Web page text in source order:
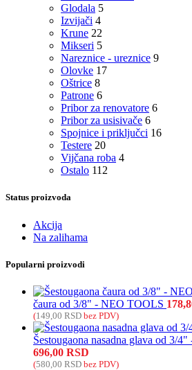
Glodala 5
Izvijači 4
Krune 22
Mikseri 5
Nareznice - ureznice 9
Olovke 17
Oštrice 8
Patrone 6
Pribor za renovatore 6
Pribor za usisivače 6
Spojnice i priključci 16
Testere 20
Vijčana roba 4
Ostalo 112
Status proizvoda
Akcija
Na zalihama
Popularni proizvodi
čaura od 3/8" - NEO TOOLS
(149,00 RSD bez PDV)
Šestougaona nasadna glava od 3/
696,00 RSD
(580,00 RSD bez PDV)